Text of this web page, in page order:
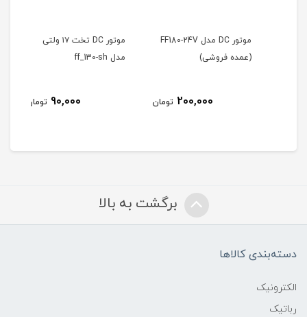
موتور DC مدل FF180-24V
(عمده فروشی)
200,000 تومان
موتور DC تخت ۱۷ ولتی
مدل ff_130-sh
90,000 تومان
برگشت به بالا
دسته‌بندی کالاها
الکترونیک
رباتیک